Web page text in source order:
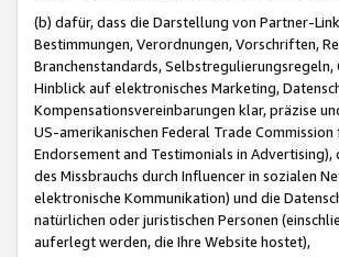
(b) dafür, dass die Darstellung von Partner-
Bestimmungen, Verordnungen, Vorschriften,
Branchenstandards,
Hinblick auf elektronisches Marketing,
Kompensationsvereinbarungen klar, präzise
US-amerikanischen Federal Trade
Endorsement and Testimonials in
des Missbrauchs durch Influencer in sozialen
elektronische Kommunikation) und die
natürlichen oder juristischen Personen
auferlegt werden, die Ihre Website hostet),